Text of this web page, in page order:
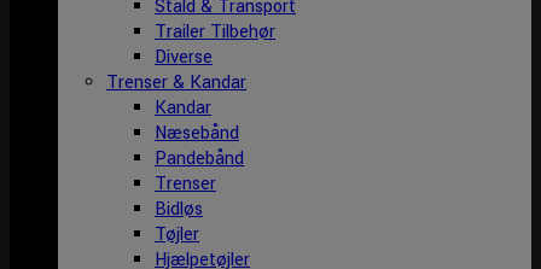
Stald & Transport
Trailer Tilbehør
Diverse
Trenser & Kandar
Kandar
Næsebånd
Pandebånd
Trenser
Bidløs
Tøjler
Hjælpetøjler